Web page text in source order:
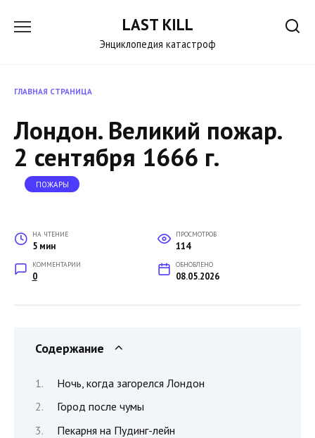
LAST KILL
Энциклопедия катастроф
ГЛАВНАЯ СТРАНИЦА
Лондон. Великий пожар.
2 сентября 1666 г.
ПОЖАРЫ
НА ЧТЕНИЕ
5 мин
ПРОСМОТРОВ
114
КОММЕНТАРИИ
0
ОБНОВЛЕНО
08.05.2026
Содержание
Ночь, когда загорелся Лондон
Город после чумы
Пекарня на Пудинг-лейн